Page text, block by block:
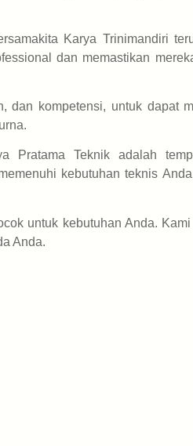
Karya Trinimandiri
dan memastikan
dan kompetensi, untuk dapat
Pratama Teknik adalah
kebutuhan teknis
untuk kebutuhan Anda.
Anda.